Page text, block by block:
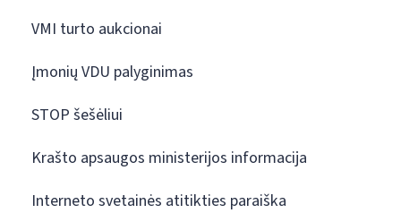
VMI turto aukcionai
Įmonių VDU palyginimas
STOP šešėliui
Krašto apsaugos ministerijos informacija
Interneto svetainės atitikties paraiška